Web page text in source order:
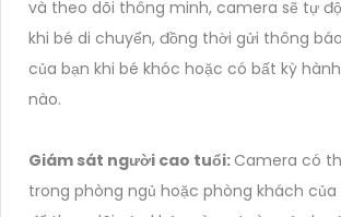
và theo dõi thông minh, camera sẽ tự
khi bé di chuyển, đồng thời gửi thông
của bạn khi bé khóc hoặc có bất kỳ
nào.
Giám sát người cao tuổi: Camera có
trong phòng ngủ hoặc phòng khách